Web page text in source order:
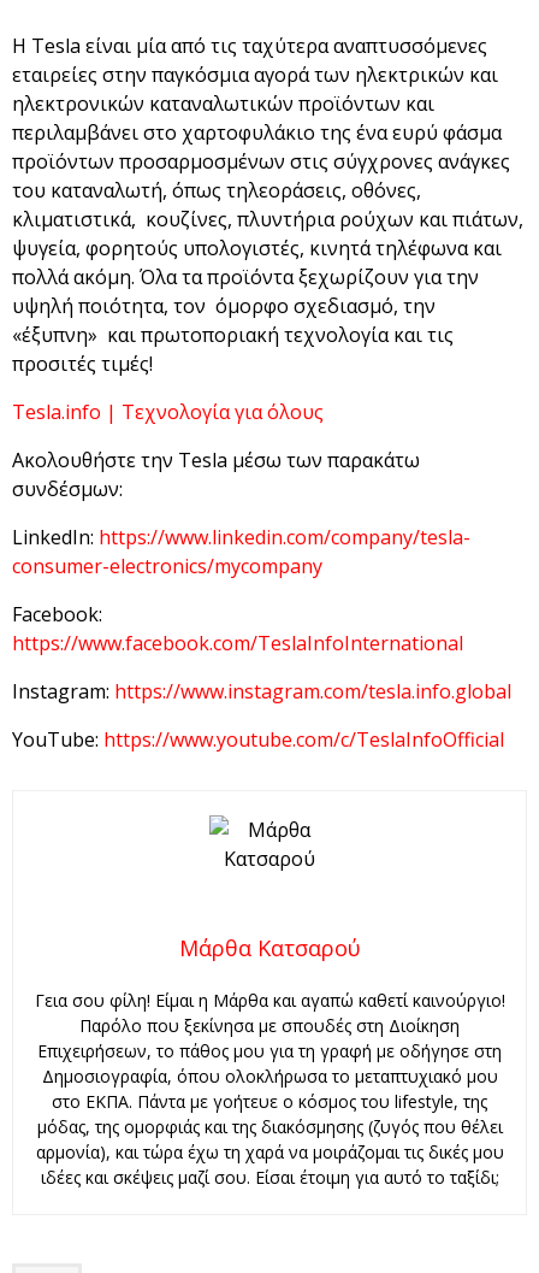
Η Tesla είναι μία από τις ταχύτερα αναπτυσσόμενες
εταιρείες στην παγκόσμια αγορά των ηλεκτρικών και
ηλεκτρονικών καταναλωτικών προϊόντων και
περιλαμβάνει στο χαρτοφυλάκιο της ένα ευρύ φάσμα
προϊόντων προσαρμοσμένων στις σύγχρονες ανάγκες
του καταναλωτή, όπως τηλεοράσεις, οθόνες,
κλιματιστικά, κουζίνες, πλυντήρια ρούχων και πιάτων,
ψυγεία, φορητούς υπολογιστές, κινητά τηλέφωνα και
πολλά ακόμη. Όλα τα προϊόντα ξεχωρίζουν για την
υψηλή ποιότητα, τον όμορφο σχεδιασμό, την
«έξυπνη» και πρωτοποριακή τεχνολογία και τις
προσιτές τιμές!
Tesla.info | Τεχνολογία για όλους
Ακολουθήστε την Tesla μέσω των παρακάτω
συνδέσμων:
LinkedIn: https://www.linkedin.com/company/tesla-
consumer-electronics/mycompany
Facebook:
https://www.facebook.com/TeslaInfoInternational
Instagram: https://www.instagram.com/tesla.info.global
YouTube: https://www.youtube.com/c/TeslaInfoOfficial
Μάρθα Κατσαρού
Γεια σου φίλη! Είμαι η Μάρθα και αγαπώ καθετί καινούργιο!
Παρόλο που ξεκίνησα με σπουδές στη Διοίκηση
Επιχειρήσεων, το πάθος μου για τη γραφή με οδήγησε στη
Δημοσιογραφία, όπου ολοκλήρωσα το μεταπτυχιακό μου
στο ΕΚΠΑ. Πάντα με γοήτευε ο κόσμος του lifestyle, της
μόδας, της ομορφιάς και της διακόσμησης (ζυγός που θέλει
αρμονία), και τώρα έχω τη χαρά να μοιράζομαι τις δικές μου
ιδέες και σκέψεις μαζί σου. Είσαι έτοιμη για αυτό το ταξίδι;